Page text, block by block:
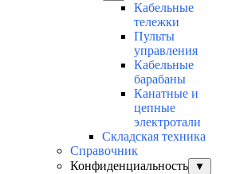
Кабельные
тележки
Пульты
управления
Кабельные
барабаны
Канатные и
цепные
электротали
Складская техника
Справочник
Конфиденциальность
▼